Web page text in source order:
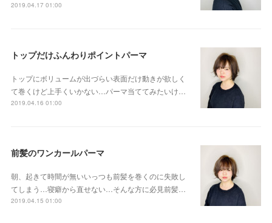
2019.04.17 01:00
トップだけふんわりポイントパーマ
トップにボリュームが出づらい表面だけ動きが欲しく
て巻くけど上手くいかない…パーマ当ててみたいけ…
2019.04.16 01:00
前髪のワンカールパーマ
朝、起きて時間が無いいっつも前髪を巻くのに失敗し
てしまう…寝癖から直せない…そんな方に必見前髪…
2019.04.15 01:00